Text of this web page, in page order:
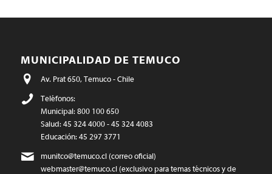
MUNICIPALIDAD DE TEMUCO
Av. Prat 650, Temuco - Chile
Teléfonos:
Municipal: 800 100 650
Salud: 45 324 4000 - 45 324 4083
Educación: 45 297 3771
munitco@temuco.cl(correo oficial)
webmaster@temuco.cl(exclusivo para temas técnicos y de